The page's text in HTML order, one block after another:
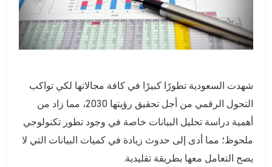
شهدت السعودية تطورًا كبيرًا في كافة مجالاتها لكي تواكب
التحول الرقمي من أجل تحقيق رؤيتها 2030، مما زاد من
أهمية دراسة تحليل البيانات خاصة في وجود تطور تكنولوجي
ملحوظ؛ مما أدى إلى حدوث زيادة في كميات البيانات التي لا
يصح التعامل معها بطريقة تقليدية.